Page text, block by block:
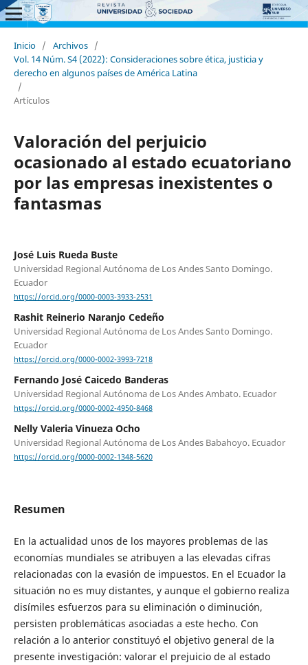
Inicio / Archivos /
Vol. 14 Núm. S4 (2022): Consideraciones sobre ética, justicia y
derecho en algunos países de América Latina
/
Artículos
Valoración del perjuicio
ocasionado al estado ecuatoriano
por las empresas inexistentes o
fantasmas
José Luis Rueda Buste
Universidad Regional Autónoma de Los Andes Santo Domingo.
Ecuador
https://orcid.org/0000-0003-3933-2531
Rashit Reinerio Naranjo Cedeño
Universidad Regional Autónoma de Los Andes Santo Domingo.
Ecuador
https://orcid.org/0000-0002-3993-7218
Fernando José Caicedo Banderas
Universidad Regional Autónoma de Los Andes Ambato. Ecuador
https://orcid.org/0000-0002-4950-8468
Nelly Valeria Vinueza Ocho
Universidad Regional Autónoma de Los Andes Babahoyo. Ecuador
https://orcid.org/0000-0002-1348-5620
Resumen
En la actualidad unos de los mayores problemas de las
economías mundiales se atribuyen a las elevadas cifras
relacionadas con la evasión de impuestos. En el Ecuador la
situación no es muy distantes, y aunque el gobierno realiza
disímiles esfuerzos para su eliminación o diminución,
persisten problemáticas asociadas a este hecho. Con
relación a lo anterior constituyó el objetivo general de la
presente investigación: valorar el prejuicio de al estado